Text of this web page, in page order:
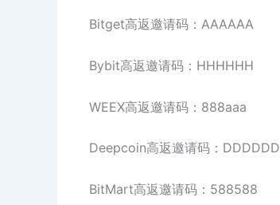
Bitget高返邀请码：AAAAAA
Bybit高返邀请码：HHHHHH
WEEX高返邀请码：888aaa
Deepcoin高返邀请码：DDDDDD
BitMart高返邀请码：588588